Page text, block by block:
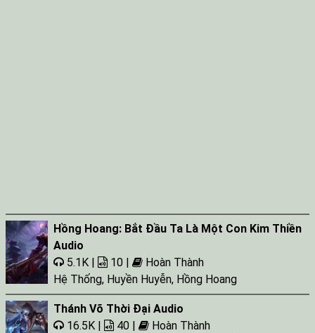
Hồng Hoang: Bắt Đầu Ta Là Một Con Kim Thiền
Audio
5.1K |
10 |
Hoàn Thành
Hệ Thống, Huyền Huyễn, Hồng Hoang
Thánh Võ Thời Đại Audio
16.5K |
40 |
Hoàn Thành